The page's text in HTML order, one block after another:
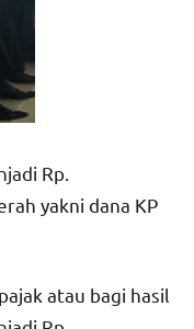
Rp.
yakni dana KP
atau bagi hasil